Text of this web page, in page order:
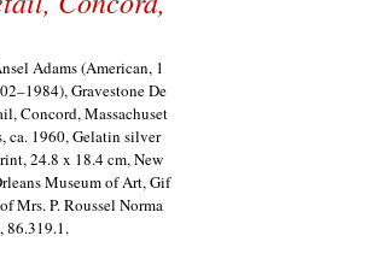
Adams (American, 1
Gravestone De
Concord, Massachuset
ca. 1960, Gelatin silver
24.8 x 18.4 cm, New
Museum of Art, Gif
Mrs. P. Roussel Norma
86.319.1.